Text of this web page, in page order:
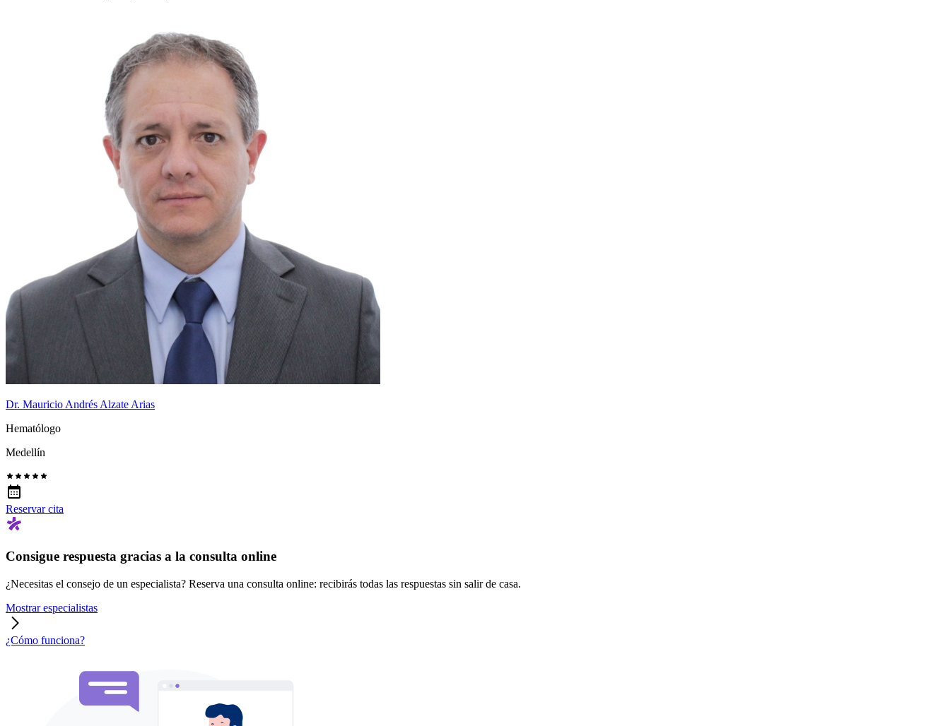
Dr. Mauricio Andrés Alzate Arias
Hematólogo
Medellín
Reservar cita
Consigue respuesta gracias a la consulta online
¿Necesitas el consejo de un especialista? Reserva una consulta online: recibirás todas las respuestas sin salir de casa.
Mostrar especialistas
¿Cómo funciona?